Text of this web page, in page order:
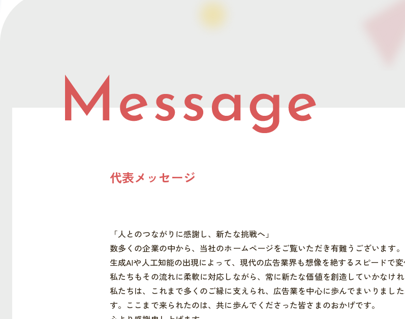
代表メッセージ
「人とのつながりに感謝し、新たな挑戦へ」
数多くの企業の中から、当社のホームページをご覧いただき有難うございます。
生成AIや人工知能の出現によって、現代の広告業界も想像を絶するスピードで変
私たちもその流れに柔軟に対応しながら、常に新たな価値を創造していかなけれ
私たちは、これまで多くのご縁に支えられ、広告業を中心に歩んでまいりまし
す。ここまで来られたのは、共に歩んでくださった皆さまのおかげです。